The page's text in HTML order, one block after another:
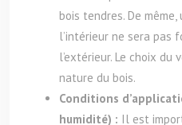
bois tendres. De
l’intérieur ne sera pas
l’extérieur. Le choix
nature du bois.
Conditions
humidité) : Il est